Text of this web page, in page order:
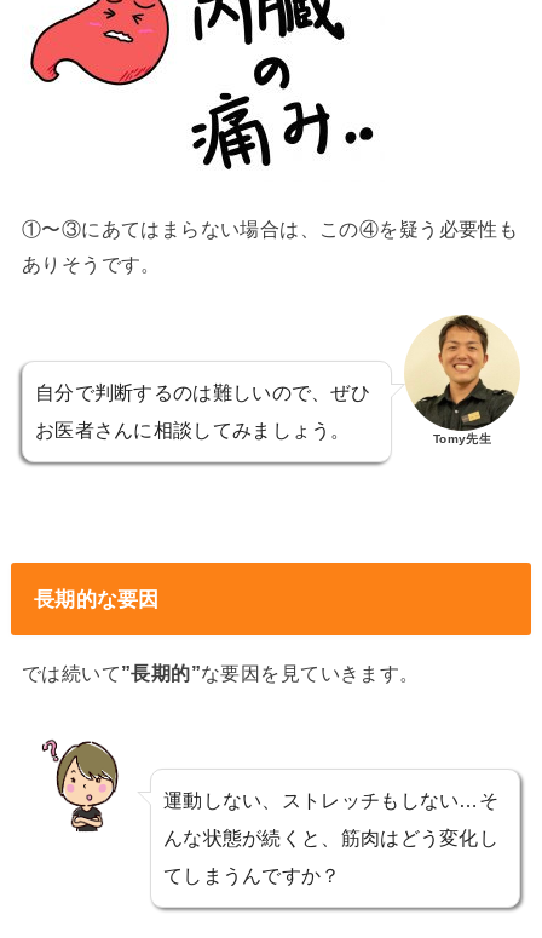
①〜③にあてはまらない場合は、この④を疑う必要性も
ありそうです。
自分で判断するのは難しいので、ぜひ
お医者さんに相談してみましょう。
Tomy先生
長期的な要因
では続いて”長期的”な要因を見ていきます。
運動しない、ストレッチもしない…そ
んな状態が続くと、筋肉はどう変化し
てしまうんですか？